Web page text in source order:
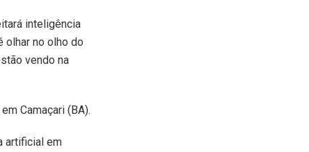
inteligência
olhar no olho do
vendo na
Camaçari (BA).
artificial em